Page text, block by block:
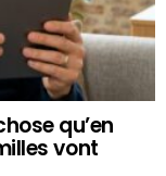
qu’en
vont